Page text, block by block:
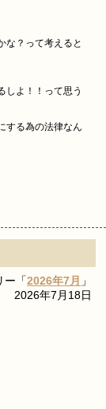
な？って考えると
よ！！って思う
する為の法律なん
ー「2026年7月 」
2026年7月18日